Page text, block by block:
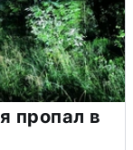
пропал в